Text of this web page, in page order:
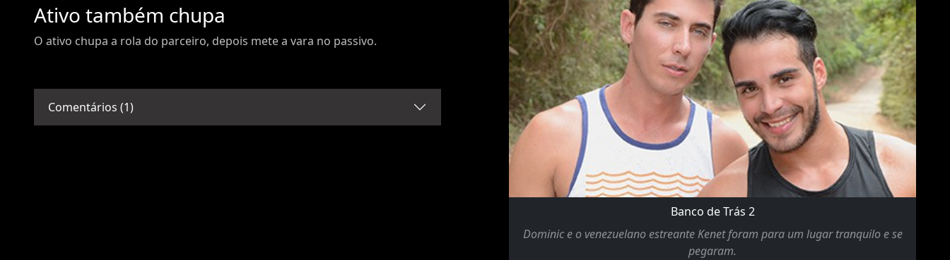
Ativo também chupa
O ativo chupa a rola do parceiro, depois mete a vara no passivo.
Comentários (1)
Banco de Trás 2
Dominic e o venezuelano estreante Kenet foram para um lugar tranquilo e se
pegaram.